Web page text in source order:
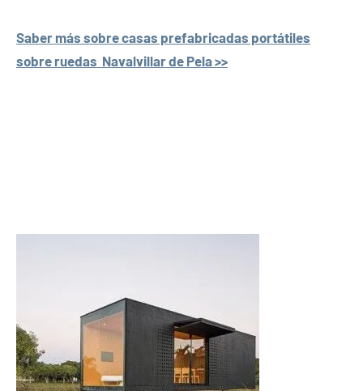
Saber más sobre casas prefabricadas portátiles
sobre ruedas Navalvillar de Pela >>